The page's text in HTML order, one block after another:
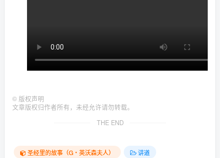
© 版权声明
文章版权归作者所有，未经允许请勿转载。
THE END
圣经里的故事（G‧英沃森夫人） 讲道